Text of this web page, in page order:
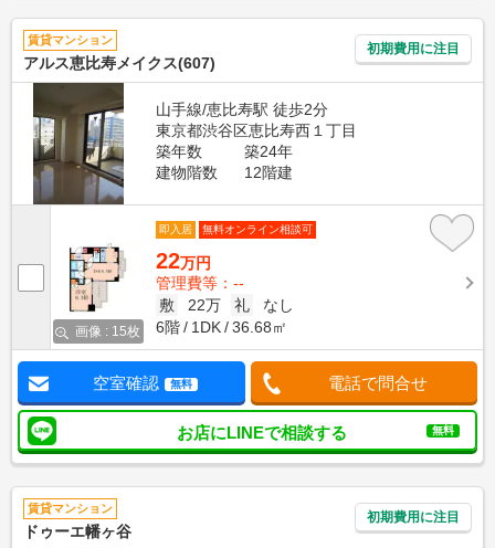
賃貸マンション
アルス恵比寿メイクス(607)
初期費用に注目
山手線/恵比寿駅 徒歩2分
東京都渋谷区恵比寿西１丁目
築年数
築24年
建物階数
12階建
画像 : 15枚
即入居 無料オンライン相談可
22万円
管理費等：--
敷
22万 礼
なし
6階
1DK 36.68㎡
空室確認 無料 電話で問合せ
お店にLINEで相談する 無料
賃貸マンション
ドゥーエ幡ヶ谷
初期費用に注目